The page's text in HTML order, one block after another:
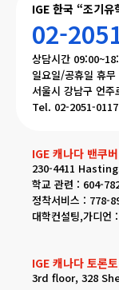
IGE 한국 “조기
02-
상담시간
일요일/공휴일 휴무
서울시 강남구 언
Tel. 02-2051-
IGE 캐나다 밴쿠버
230-4411
학교 관련 : 604-
정착서비스 : 778-
대학컨설팅,가디
IGE 캐나다 토론
3rd floor, 328